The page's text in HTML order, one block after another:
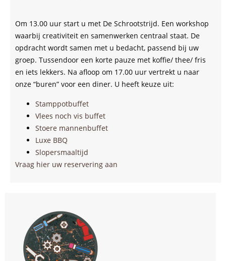
Om 13.00 uur start u met De Schrootstrijd. Een workshop
waarbij creativiteit en samenwerken centraal staat. De
opdracht wordt samen met u bedacht, passend bij uw
groep. Tussendoor een korte pauze met koffie/ thee/ fris
en iets lekkers. Na afloop om 17.00 uur vertrekt u naar
onze “buren” voor een diner. U heeft keuze uit:
Stamppotbuffet
Vlees noch vis buffet
Stoere mannenbuffet
Luxe BBQ
Slopersmaaltijd
Vraag hier uw reservering aan